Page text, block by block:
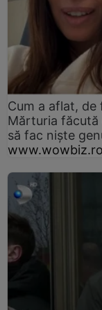
Cum a aflat, de
Mărturia făcută
să fac niște
www.wowbiz.ro